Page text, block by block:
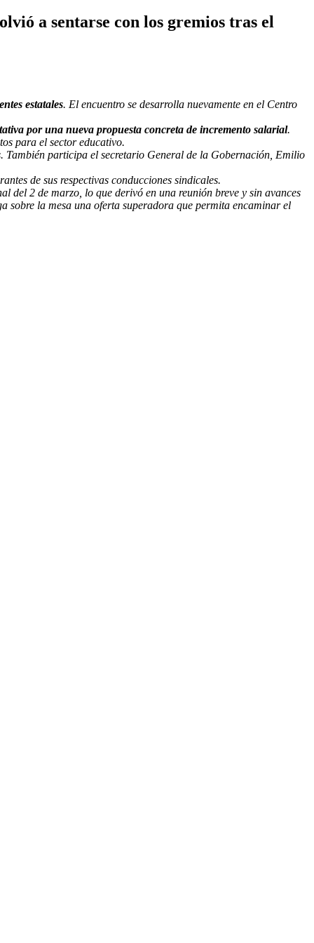
a sentarse con los gremios tras el
estatales. El encuentro se desarrolla nuevamente en el Centro
por una nueva propuesta concreta de incremento salarial.
para el sector educativo.
participa el secretario General de la Gobernación, Emilio
de sus respectivas conducciones sindicales.
del 2 de marzo, lo que derivó en una reunión breve y sin avances
sobre la mesa una oferta superadora que permita encaminar el